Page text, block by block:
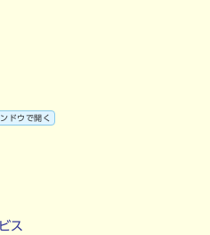
ドウで開く
ス